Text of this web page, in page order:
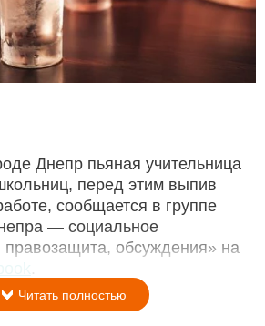
Днепр пьяная учительница
перед этим выпив
сообщается в группе
— социальное
правозащита, обсуждения» на
Читать полностью